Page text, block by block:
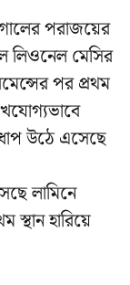
পরাজয়ের
লিওনেল মেসির
পর প্রথম
উঠে এসেছে
লামিনে
হারিয়ে